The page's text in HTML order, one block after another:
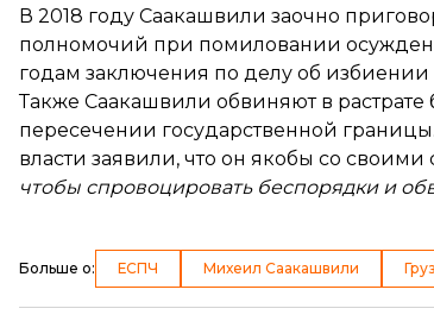
В 2018 году Саакашвили заочно
полномочий при помиловании
годам заключения по делу об избиении
Также Саакашвили обвиняют в
пересечении государственной
власти заявили, что он якобы со своими
чтобы спровоцировать беспорядки и
Больше о: ЕСПЧ Михеил Саакашвили